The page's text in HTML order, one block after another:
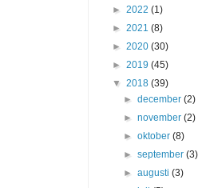
► 2022 (1)
► 2021 (8)
► 2020 (30)
► 2019 (45)
▼ 2018 (39)
►december(2)
►november(2)
►oktober(8)
►september(3)
►augusti(3)